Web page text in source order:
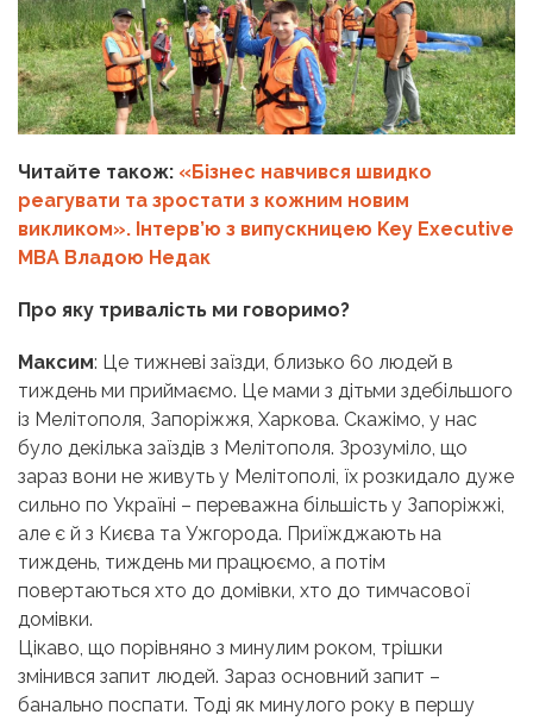
Читайте також: «Бізнес навчився швидко
реагувати та зростати з кожним новим
викликом». Інтерв’ю з випускницею Key Executive
MBA Владою Недак
Про яку тривалість ми говоримо?
Максим: Це тижневі заїзди, близько 60 людей в
тиждень ми приймаємо. Це мами з дітьми здебільшого
із Мелітополя, Запоріжжя, Харкова. Скажімо, у нас
було декілька заїздів з Мелітополя. Зрозуміло, що
зараз вони не живуть у Мелітополі, їх розкидало дуже
сильно по Україні – переважна більшість у Запоріжжі,
але є й з Києва та Ужгорода. Приїжджають на
тиждень, тиждень ми працюємо, а потім
повертаються хто до домівки, хто до тимчасової
домівки.
Цікаво, що порівняно з минулим роком, трішки
змінився запит людей. Зараз основний запит –
банально поспати. Тоді як минулого року в першу